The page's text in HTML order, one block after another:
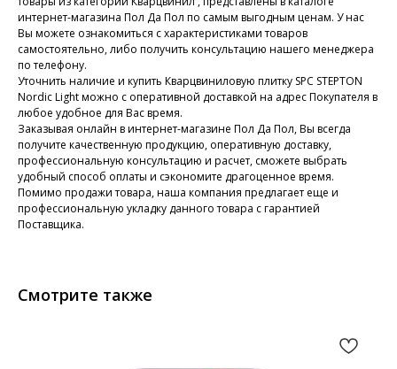
интернет-магазина Пол Да Пол по самым выгодным ценам. У нас
Вы можете ознакомиться с характеристиками товаров
самостоятельно, либо получить консультацию нашего менеджера
по телефону.
Уточнить наличие и купить Кварцвиниловую плитку SPC STEPTON
Nordic Light можно с оперативной доставкой на адрес Покупателя в
любое удобное для Вас время.
Заказывая онлайн в интернет-магазине Пол Да Пол, Вы всегда
получите качественную продукцию, оперативную доставку,
профессиональную консультацию и расчет, сможете выбрать
удобный способ оплаты и сэкономите драгоценное время.
Помимо продажи товара, наша компания предлагает еще и
профессиональную укладку данного товара с гарантией
Поставщика.
Смотрите также